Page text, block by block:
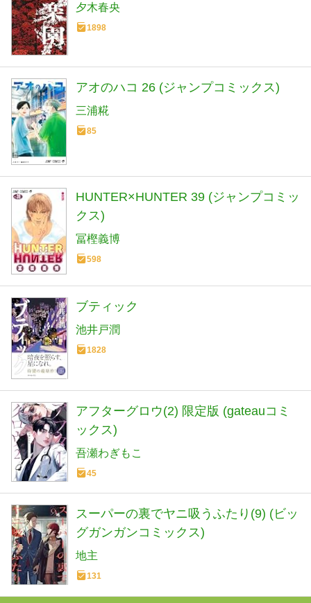
夕木春央
1898
アオのハコ 26 (ジャンプコミックス)
三浦糀
85
HUNTER×HUNTER 39 (ジャンプコミッ
クス)
冨樫義博
598
ブティック
池井戸潤
1828
アフターグロウ(2) 限定版 (gateauコミ
ックス)
吾瀬わぎもこ
45
スーパーの裏でヤニ吸うふたり(9) (ビッ
グガンガンコミックス)
地主
131